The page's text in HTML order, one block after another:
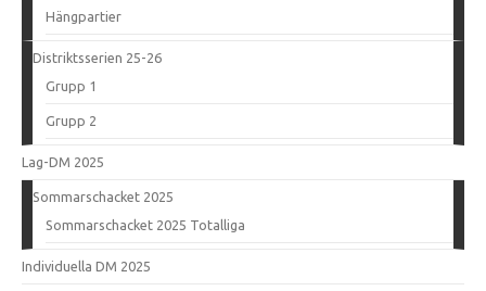
Hängpartier
Distriktsserien 25-26
Grupp 1
Grupp 2
Lag-DM 2025
Sommarschacket 2025
Sommarschacket 2025 Totalliga
Individuella DM 2025